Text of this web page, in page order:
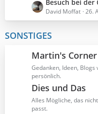
e
r
g
e
t
e
e
t
r
ä
g
e
L
e
t
z
t
e
B
e
i
t
r
ä
Besuch bei der Colorado Pacific
David Moffat 26.
SONSTIGES
Martin's Corner
Gedanken, Ideen,
persönlich.
Dies und Das
Alles Mögliche, das
passt.